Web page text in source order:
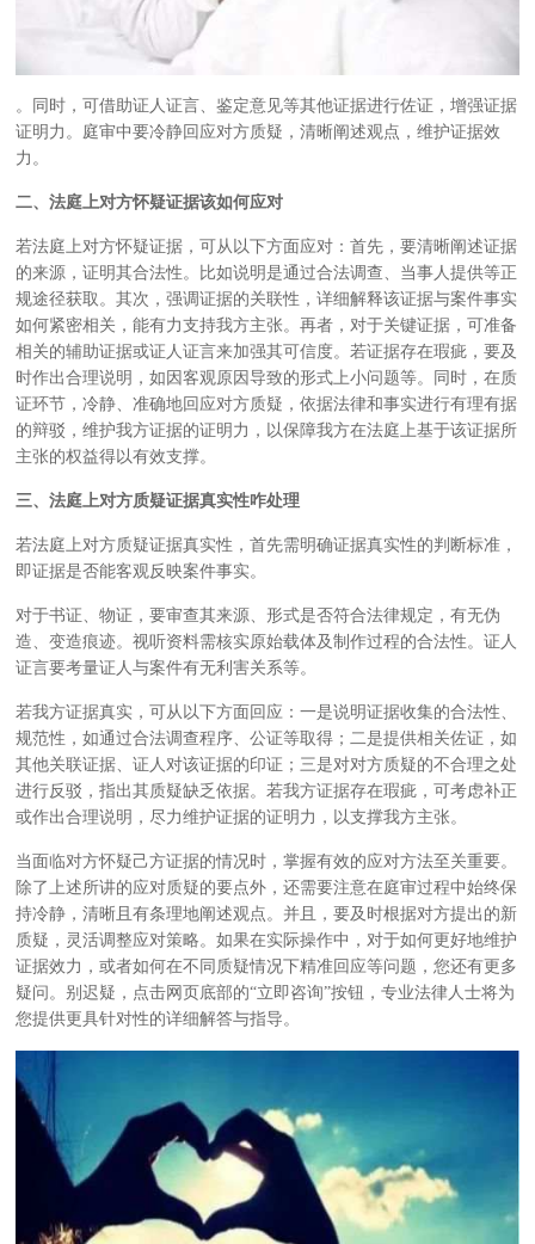
。同时，可借助证人证言、鉴定意见等其他证据进行佐证，增强证据
证明力。庭审中要冷静回应对方质疑，清晰阐述观点，维护证据效
力。
二、法庭上对方怀疑证据该如何应对
若法庭上对方怀疑证据，可从以下方面应对：首先，要清晰阐述证据
的来源，证明其合法性。比如说明是通过合法调查、当事人提供等正
规途径获取。其次，强调证据的关联性，详细解释该证据与案件事实
如何紧密相关，能有力支持我方主张。再者，对于关键证据，可准备
相关的辅助证据或证人证言来加强其可信度。若证据存在瑕疵，要及
时作出合理说明，如因客观原因导致的形式上小问题等。同时，在质
证环节，冷静、准确地回应对方质疑，依据法律和事实进行有理有据
的辩驳，维护我方证据的证明力，以保障我方在法庭上基于该证据所
主张的权益得以有效支撑。
三、法庭上对方质疑证据真实性咋处理
若法庭上对方质疑证据真实性，首先需明确证据真实性的判断标准，
即证据是否能客观反映案件事实。
对于书证、物证，要审查其来源、形式是否符合法律规定，有无伪
造、变造痕迹。视听资料需核实原始载体及制作过程的合法性。证人
证言要考量证人与案件有无利害关系等。
若我方证据真实，可从以下方面回应：一是说明证据收集的合法性、
规范性，如通过合法调查程序、公证等取得；二是提供相关佐证，如
其他关联证据、证人对该证据的印证；三是对对方质疑的不合理之处
进行反驳，指出其质疑缺乏依据。若我方证据存在瑕疵，可考虑补正
或作出合理说明，尽力维护证据的证明力，以支撑我方主张。
当面临对方怀疑己方证据的情况时，掌握有效的应对方法至关重要。
除了上述所讲的应对质疑的要点外，还需要注意在庭审过程中始终保
持冷静，清晰且有条理地阐述观点。并且，要及时根据对方提出的新
质疑，灵活调整应对策略。如果在实际操作中，对于如何更好地维护
证据效力，或者如何在不同质疑情况下精准回应等问题，您还有更多
疑问。别迟疑，点击网页底部的“立即咨询”按钮，专业法律人士将为
您提供更具针对性的详细解答与指导。